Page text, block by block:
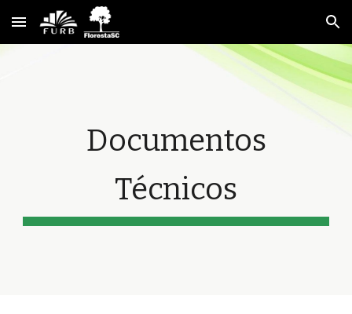
Skip to main content Skip to navigation
Documentos
Técnicos